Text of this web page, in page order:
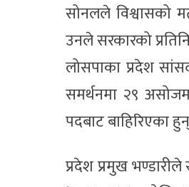
सोनलले विश्वासको
उनले सरकारको
लोसपाका प्रदेश
समर्थनमा २९
पदबाट बाहिरिएका
प्रदेश प्रमुख